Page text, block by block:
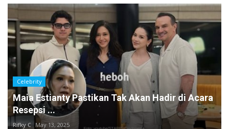
Celebrity
Maia Estianty Pastikan Tak Akan Hadir di Acara
Resepsi ...
Rifky C May 13, 2025